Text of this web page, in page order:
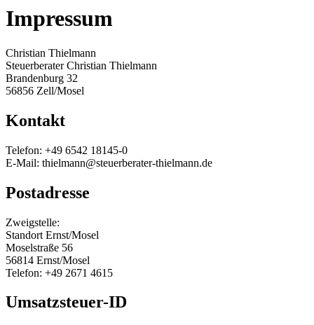
Impressum
Christian Thielmann
Steuerberater Christian Thielmann
Brandenburg 32
56856 Zell/Mosel
Kontakt
Telefon: +49 6542 18145-0
E-Mail: thielmann@steuerberater-thielmann.de
Postadresse
Zweigstelle:
Standort Ernst/Mosel
Moselstraße 56
56814 Ernst/Mosel
Telefon: +49 2671 4615
Umsatzsteuer-ID